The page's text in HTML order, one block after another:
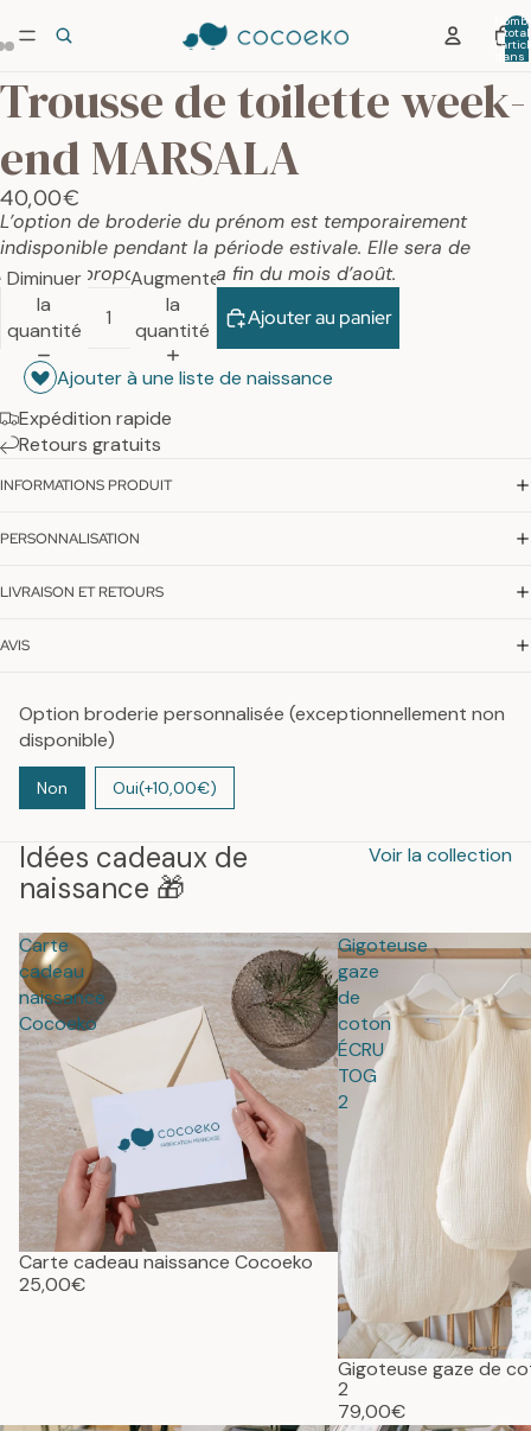
total
dans
Trousse de toilette week-
end MARSALA
40,00€
L’option de broderie du prénom est temporairement
indisponible pendant la période estivale. Elle sera de
nouveau proposée dès la fin du mois d’août.
Diminuer
la
quantité
Augmenter
la
quantité
Ajouter au panier
Ajouter à une liste de naissance
Expédition rapide
Retours gratuits
INFORMATIONS PRODUIT
PERSONNALISATION
LIVRAISON ET RETOURS
AVIS
Option broderie personnalisée (exceptionnellement non
disponible)
Non Oui(+10,00€)
Idées cadeaux de
naissance 🎁
Voir la collection
Carte
cadeau
naissance
Cocoeko
Carte cadeau naissance Cocoeko
25,00€
Gigoteuse
gaze
de
coton
ÉCRU
TOG
2
Gigoteuse gaze de
2
79,00€